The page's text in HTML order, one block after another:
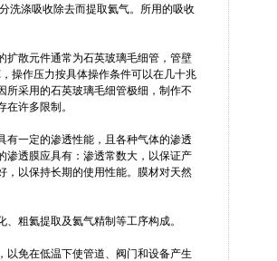
洗涤吸收除去而提取氦气。所用的吸收
扩散元件通常为石英玻璃毛细管，管壁
操作压力按具体操作条件可以在几十兆
所采用的石英玻璃毛细管极细，制作不
许多限制。
有一定的渗透性能，且各种气体的渗透
渗透膜应具有：渗透常数大，以保证产
，以保持长期的使用性能。膜材对天然
粗氦提取及氦气精制等工序构成。
以免在低温下使管道、阀门和设备产生